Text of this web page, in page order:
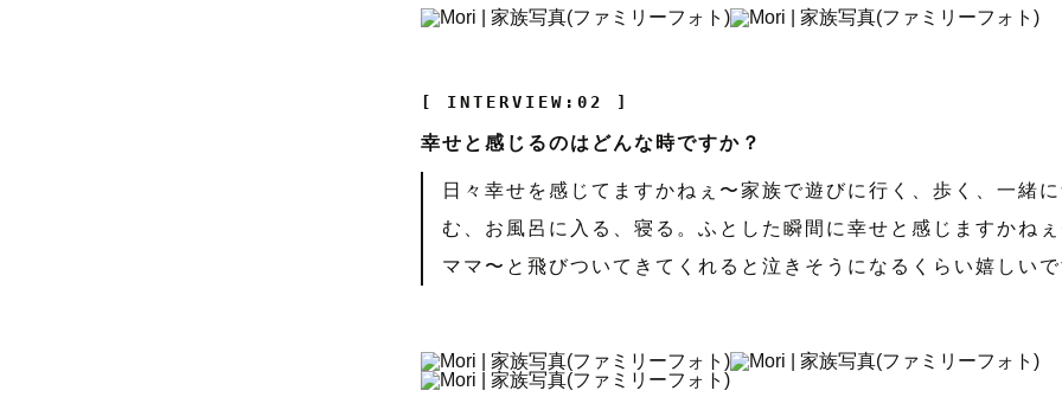
[ INTERVIEW:02 ]
幸せと感じるのはどんな時ですか？
日々幸せを感じてますかねぇ〜家族で遊びに行く、歩く、一緒に
む、お風呂に入る、寝る。ふとした瞬間に幸せと感じますかねぇ
ママ〜と飛びついてきてくれると泣きそうになるくらい嬉しいで